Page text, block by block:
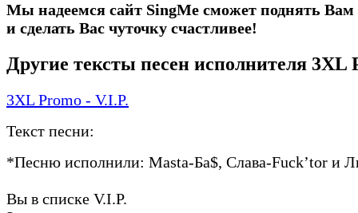
Мы надеемся сайт SingMe сможет поднять Вам
и сделать Вас чуточку счастливее!
Другие тексты песен исполнителя 3XL
3XL Promo - V.I.P.
Текст песни:
*Песню исполнили: Masta-Ба$, Слава-Fuck’tor и
Вы в списке V.I.P.